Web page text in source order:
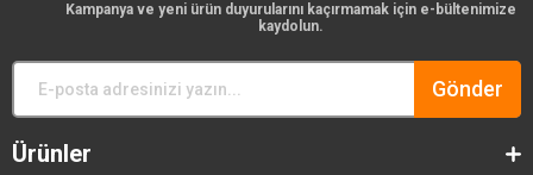
Kampanya ve yeni ürün duyurularını kaçırmamak için e-bültenimize
kaydolun.
Gönder
Ürünler